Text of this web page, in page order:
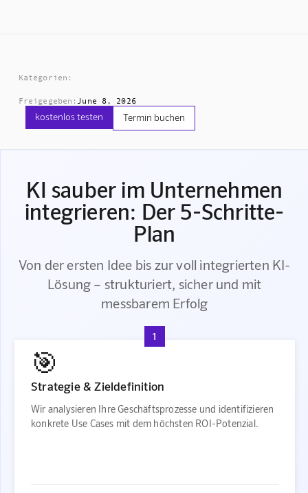
Kategorien:
Freigegeben: June 8, 2026
kostenlos testen Termin buchen
KI sauber im Unternehmen
integrieren: Der 5-Schritte-
Plan
Von der ersten Idee bis zur voll integrierten KI-
Lösung – strukturiert, sicher und mit
messbarem Erfolg
1
🎯
Strategie & Zieldefinition
Wir analysieren Ihre Geschäftsprozesse und identifizieren
konkrete Use Cases mit dem höchsten ROI-Potenzial.